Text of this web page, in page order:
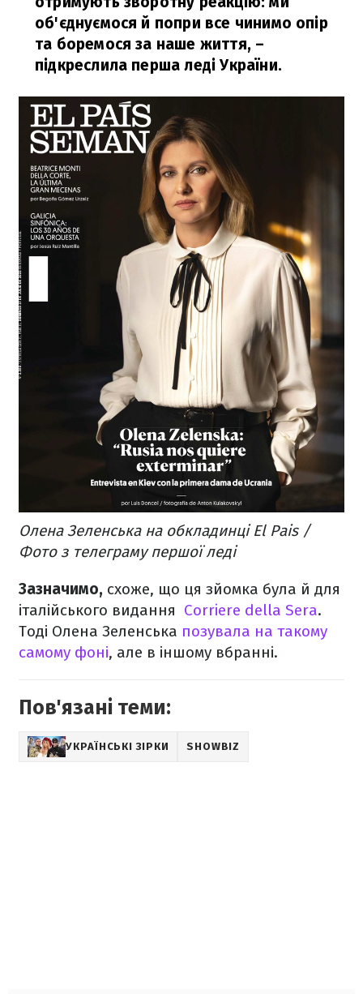
об'єднуємося й попри все чинимо опір
та боремося за наше життя, –
підкреслила перша леді України.
Олена Зеленська на обкладинці El Pais /
Фото з телеграму першої леді
Зазначимо, схоже, що ця зйомка була й для
італійського видання Corriere della Sera.
Тоді Олена Зеленська позувала на такому
самому фоні, але в іншому вбранні.
Пов'язані теми:
УКРАЇНСЬКІ ЗІРКИ SHOWBIZ